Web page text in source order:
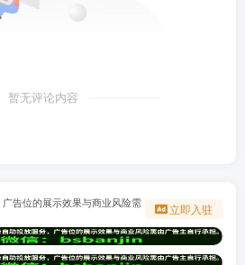
暂无评论内容
告位的展示效果与商业风险需
立即入驻